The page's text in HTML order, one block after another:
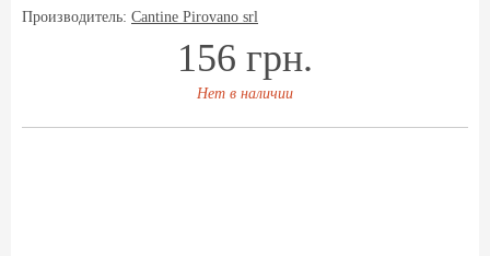
Производитель: Cantine Pirovano srl
156 грн.
Нет в наличии